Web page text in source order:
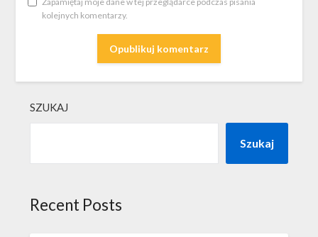
kolejnych komentarzy.
SZUKAJ
Szukaj
Recent Posts